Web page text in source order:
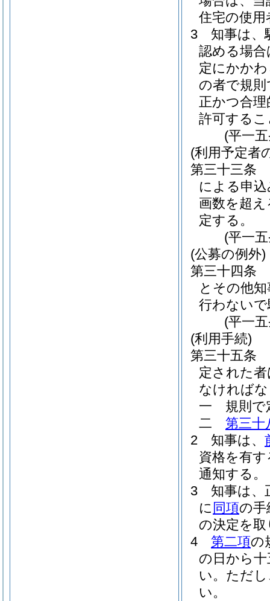
住宅の使
3
知事は、
認める場合
定にかか
の者で規
正かつ合
許可する
(平一
(利用予定者
第三十三条
による申
画数を超
定する。
(平一
(公募の例外)
第三十四条
とその他
行わない
(平一
(利用手続)
第三十五条
定された
なければ
一
規則で
二
第三十
2
知事は、
資格を有
通知する。
3
知事は、
に 同項の手
の決定を
4
第二項の
の日から
い。 ただ
い。